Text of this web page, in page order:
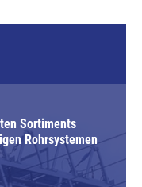
Sortiments
Rohrsystemen